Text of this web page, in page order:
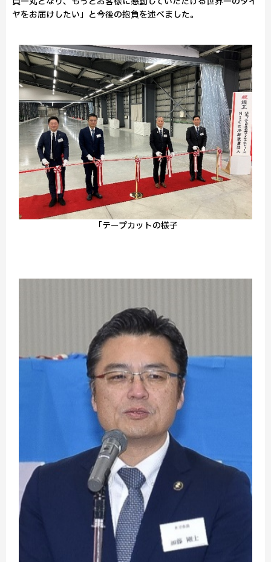
ヤをお届けしたい」と今後の抱負を述べました。
「テープカットの様子